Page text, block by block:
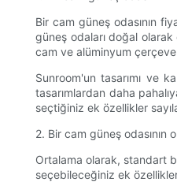
Bir cam güneş odasının
güneş odaları doğal olarak
cam ve alüminyum
Sunroom'un tasarımı ve
tasarımlardan daha
seçtiğiniz ek özellikler
2. Bir cam güneş odasının
Ortalama olarak, standart
seçebileceğiniz ek